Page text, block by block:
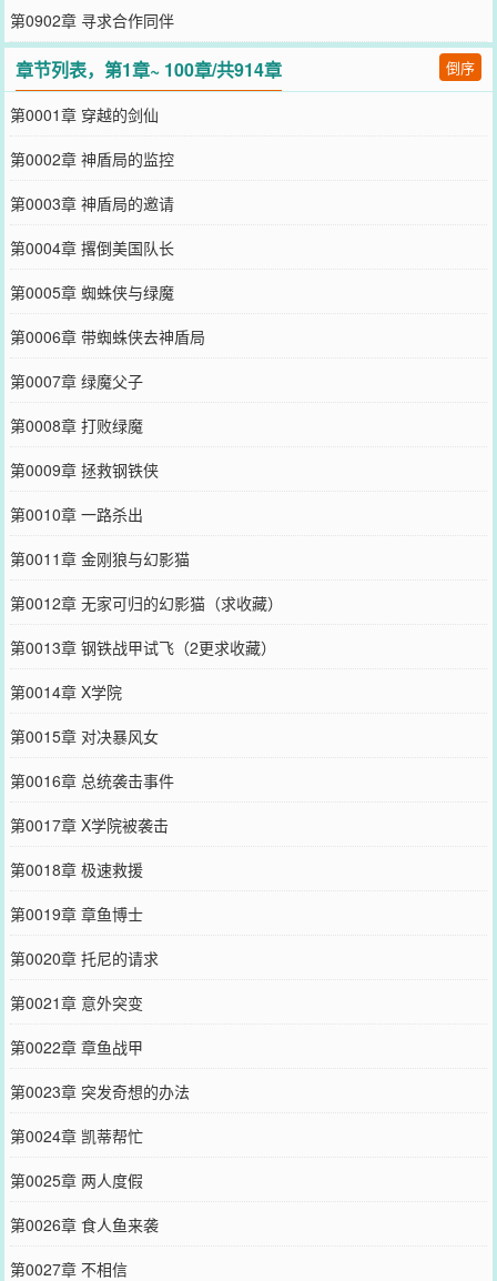
第0902章 寻求合作同伴
章节列表，第1章~ 100章/共914章 倒序
第0001章 穿越的剑仙
第0002章 神盾局的监控
第0003章 神盾局的邀请
第0004章 撂倒美国队长
第0005章 蜘蛛侠与绿魔
第0006章 带蜘蛛侠去神盾局
第0007章 绿魔父子
第0008章 打败绿魔
第0009章 拯救钢铁侠
第0010章 一路杀出
第0011章 金刚狼与幻影猫
第0012章 无家可归的幻影猫（求收藏）
第0013章 钢铁战甲试飞（2更求收藏）
第0014章 X学院
第0015章 对决暴风女
第0016章 总统袭击事件
第0017章 X学院被袭击
第0018章 极速救援
第0019章 章鱼博士
第0020章 托尼的请求
第0021章 意外突变
第0022章 章鱼战甲
第0023章 突发奇想的办法
第0024章 凯蒂帮忙
第0025章 两人度假
第0026章 食人鱼来袭
第0027章 不相信